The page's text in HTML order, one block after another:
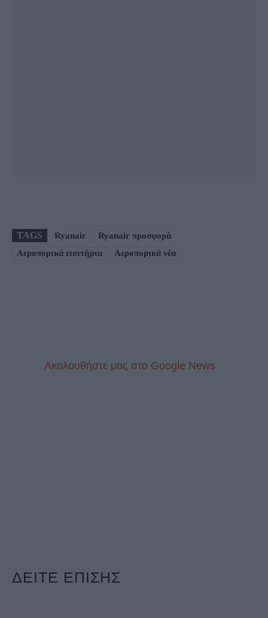
TAGS Ryanair
Ryanair προσφορά
Αεροπορικά εισιτήρια
Αεροπορικά νέα
Aκολουθήστε μας στo Google News
ΔΕΙΤΕ ΕΠΙΣΗΣ